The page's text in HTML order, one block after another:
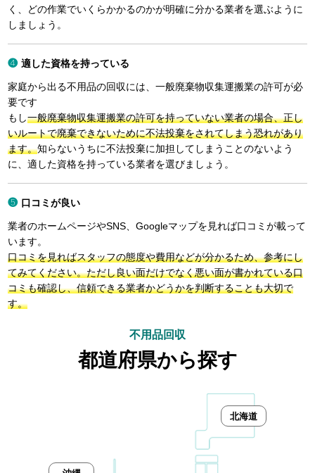
く、どの作業でいくらかかるのかが明確に分かる業者を選ぶように
しましょう。
適した資格を持っている
家庭から出る不用品の回収には、一般廃棄物収集運搬業の許可が必
要です
もし一般廃棄物収集運搬業の許可を持っていない業者の場合、正し
いルートで廃棄できないために不法投棄をされてしまう恐れがあり
ます。知らないうちに不法投棄に加担してしまうことのないよう
に、適した資格を持っている業者を選びましょう。
口コミが良い
業者のホームページやSNS、Googleマップを見れば口コミが載って
います。
口コミを見ればスタッフの態度や費用などが分かるため、参考にし
てみてください。ただし良い面だけでなく悪い面が書かれている口
コミも確認し、信頼できる業者かどうかを判断することも大切で
す。
不用品回収
都道府県から探す
北海道